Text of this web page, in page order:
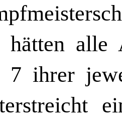
hätten alle
7 ihrer